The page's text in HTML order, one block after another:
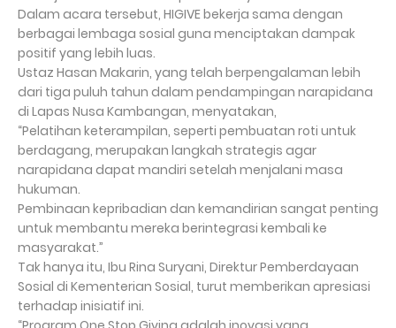
Dalam acara tersebut, HIGIVE bekerja sama dengan
berbagai lembaga sosial guna menciptakan dampak
positif yang lebih luas.
Ustaz Hasan Makarin, yang telah berpengalaman lebih
dari tiga puluh tahun dalam pendampingan narapidana
di Lapas Nusa Kambangan, menyatakan,
“Pelatihan keterampilan, seperti pembuatan roti untuk
berdagang, merupakan langkah strategis agar
narapidana dapat mandiri setelah menjalani masa
hukuman.
Pembinaan kepribadian dan kemandirian sangat penting
untuk membantu mereka berintegrasi kembali ke
masyarakat.”
Tak hanya itu, Ibu Rina Suryani, Direktur Pemberdayaan
Sosial di Kementerian Sosial, turut memberikan apresiasi
terhadap inisiatif ini.